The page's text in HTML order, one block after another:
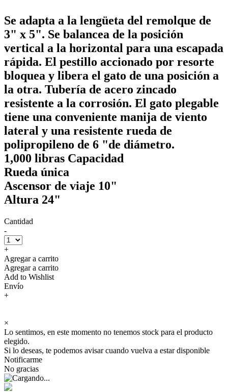
Se adapta a la lengüeta del remolque de
3" x 5". Se balancea de la posición
vertical a la horizontal para una escapada
rápida. El pestillo accionado por resorte
bloquea y libera el gato de una posición a
la otra. Tubería de acero zincado
resistente a la corrosión. El gato plegable
tiene una conveniente manija de viento
lateral y una resistente rueda de
polipropileno de 6 "de diámetro.
1,000 libras Capacidad
Rueda única
Ascensor de viaje 10"
Altura 24"
Cantidad
-
+
Agregar a carrito
Agregar a carrito
Add to Wishlist
Envío
+
×
Lo sentimos, en este momento no tenemos stock para el producto
elegido.
Si lo deseas, te podemos avisar cuando vuelva a estar disponible
Notificarme
No gracias